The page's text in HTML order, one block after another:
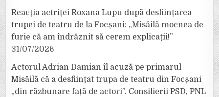
Reacția actriței Roxana Lupu după desființarea
trupei de teatru de la Focșani: „Misăilă mocnea de
furie că am îndrăznit să cerem explicații!”
31/07/2026
Actorul Adrian Damian îl acuză pe primarul
Misăilă că a desființat trupa de teatru din Focșani
„din răzbunare față de actori”. Consilierii PSD, PNL